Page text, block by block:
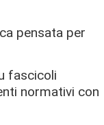
pensata per
fascicoli
normativi con